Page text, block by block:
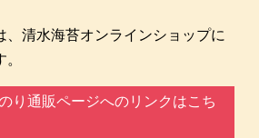
、清水海苔オンラインショップに
り通販ページへのリンクはこち